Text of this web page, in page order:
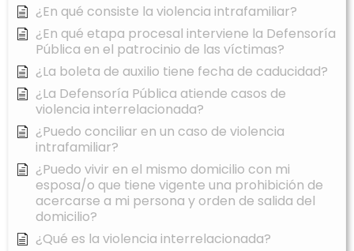
¿En qué consiste la violencia intrafamiliar?
¿En qué etapa procesal interviene la Defensoría
Pública en el patrocinio de las víctimas?
¿La boleta de auxilio tiene fecha de caducidad?
¿La Defensoría Pública atiende casos de
violencia interrelacionada?
¿Puedo conciliar en un caso de violencia
intrafamiliar?
¿Puedo vivir en el mismo domicilio con mi
esposa/o que tiene vigente una prohibición de
acercarse a mi persona y orden de salida del
domicilio?
¿Qué es la violencia interrelacionada?